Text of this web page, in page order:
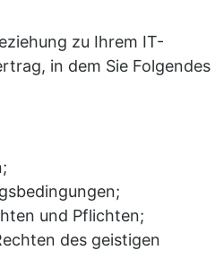
zu Ihrem IT-
in dem Sie Folgendes
und Pflichten;
des geistigen